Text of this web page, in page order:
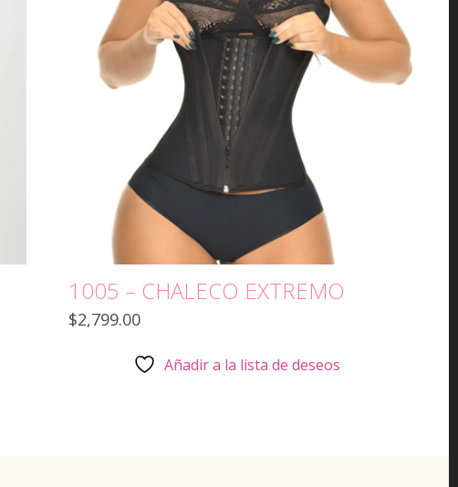
1005 – CHALECO EXTREMO
$2,799.00
Añadir a la lista de deseos